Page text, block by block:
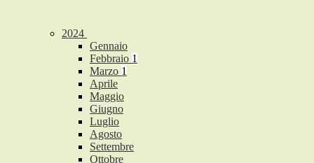
2024
Gennaio
Febbraio 1
Marzo 1
Aprile
Maggio
Giugno
Luglio
Agosto
Settembre
Ottobre